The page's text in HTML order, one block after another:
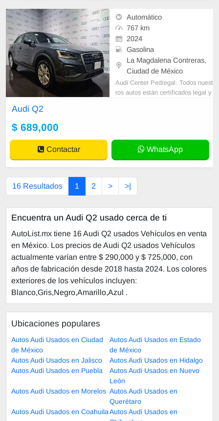
Automático
767 km
2024
Gasolina
La Magdalena Contreras,
Ciudad de México
Audi Center Pedregal. Todos nuest
ros autos están certificados legal y
Audi Q2
$ 689,000
Contactar WhatsApp
16 Resultados 1 2 > >|
Encuentra un Audi Q2 usado cerca de ti
AutoList.mx tiene 16 Audi Q2 usados Vehículos en venta
en México. Los precios de Audi Q2 usados Vehículos
actualmente varían entre $ 290,000 y $ 725,000, con
años de fabricación desde 2018 hasta 2024. Los colores
exteriores de los vehículos incluyen:
Blanco,Gris,Negro,Amarillo,Azul .
Ubicaciones populares
Autos Audi Usados en Ciudad
de México
Autos Audi Usados en Estado
de México
Autos Audi Usados en Jalisco
Autos Audi Usados en Hidalgo
Autos Audi Usados en Puebla
Autos Audi Usados en Nuevo
León
Autos Audi Usados en Morelos Autos Audi Usados en
Querétaro
Autos Audi Usados en CoahuilaAutos Audi Usados en